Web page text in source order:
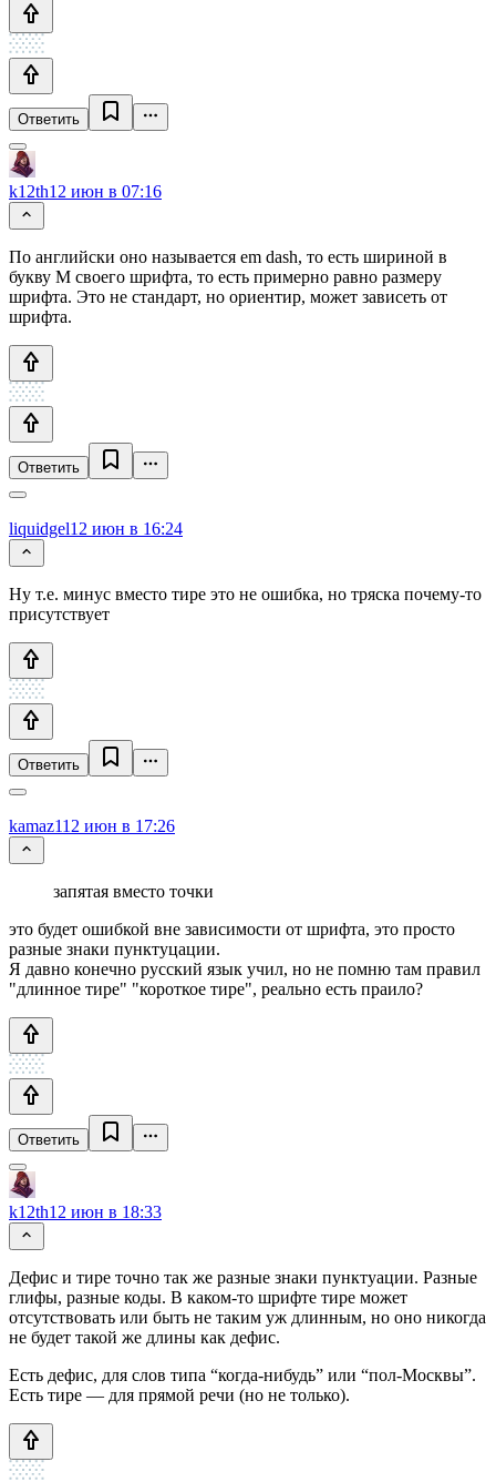
Ответить
k12th12 июн в 07:16
По английски оно называется em dash, то есть шириной в
букву M своего шрифта, то есть примерно равно размеру
шрифта. Это не стандарт, но ориентир, может зависеть от
шрифта.
Ответить
liquidgel12 июн в 16:24
Ну т.е. минус вместо тире это не ошибка, но тряска почему-то
присутствует
Ответить
kamaz112 июн в 17:26
запятая вместо точки
это будет ошибкой вне зависимости от шрифта, это просто
разные знаки пунктуцации.
Я давно конечно русский язык учил, но не помню там правил
"длинное тире" "короткое тире", реально есть праило?
Ответить
k12th12 июн в 18:33
Дефис и тире точно так же разные знаки пунктуации. Разные
глифы, разные коды. В каком-то шрифте тире может
отсутствовать или быть не таким уж длинным, но оно никогда
не будет такой же длины как дефис.
Есть дефис, для слов типа “когда-нибудь” или “пол-Москвы”.
Есть тире — для прямой речи (но не только).